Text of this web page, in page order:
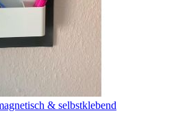
& selbstklebend